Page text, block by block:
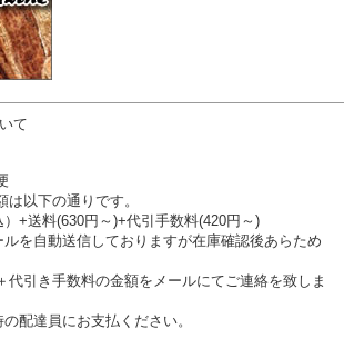
て
以下の通りです。
+送料(630円～)+代引手数料(420円～)
ルを自動送信しておりますが在庫確認後あらため
引き手数料の金額をメールにてご連絡を致しま
配達員にお支払ください。